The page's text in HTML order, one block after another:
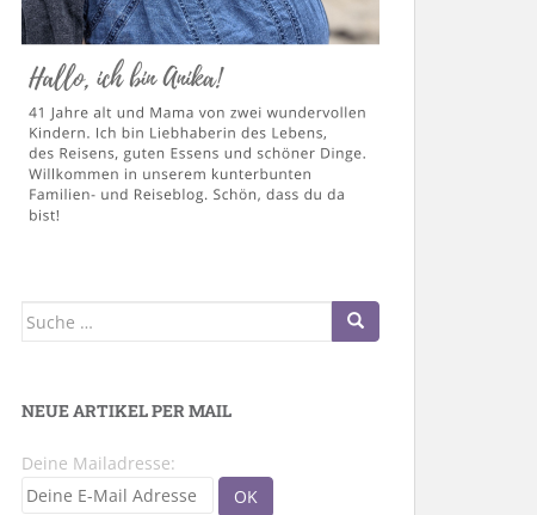
Suche
NEUE ARTIKEL PER MAIL
Deine Mailadresse: